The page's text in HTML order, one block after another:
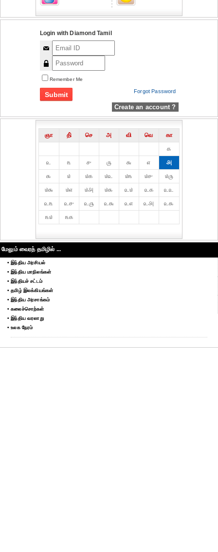
Login with Diamond Tamil
Remember Me
Forgot Password
Create an account ?
ஞா தி் செ அ வி வெ
கா
௧
௨
௩ ௪ ௫ ௬ ௭
௮
௯
௰ ௰௧ ௰௨ ௰௩ ௰௪
௰௫
௰௬
௰௭ ௰௮ ௰௯ ௨௰ ௨௧
௨௨
௨௩
௨௪ ௨௫ ௨௬ ௨௭ ௨௮
௨௯
௩௰
௩௧
மேலும் வைரத் தமிழில் ...
• இந்திய அரசியல்
• இந்திய மாநிலங்கள்
• இந்தியச் சட்டம்
• தமிழ் இலக்கியங்கள்
• இந்திய அரசாங்கம்
• கலைச்சொற்கள்
• இந்திய வரலாறு
• உலக நேரம்